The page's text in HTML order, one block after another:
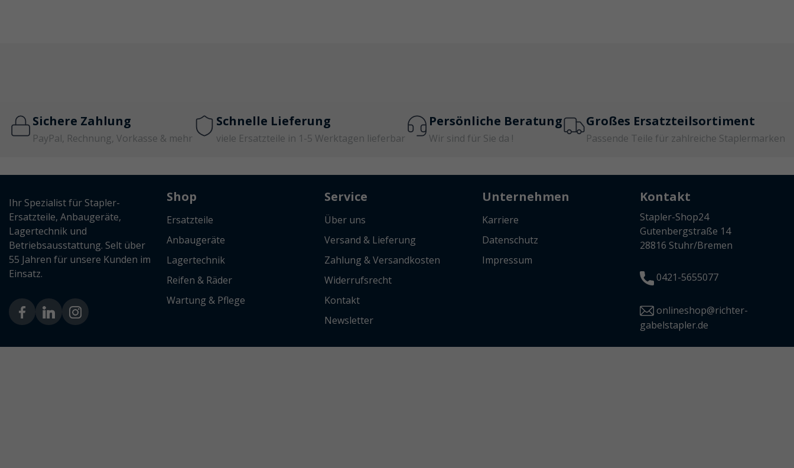
Sichere Zahlung
PayPal, Rechnung, Vorkasse & mehr
Schnelle Lieferung
viele Ersatzteile in 1-5 Werktagen lieferbar
Persönliche Beratung
Wir sind für Sie da !
Großes Ersatzteilsortiment
Passende Teile für zahlreiche Staplermarken
Ihr Spezialist für Stapler-
Ersatzteile, Anbaugeräte,
Lagertechnik und
Betriebsausstattung. Selt über
55 Jahren für unsere Kunden im
Einsatz.
Shop
Ersatzteile
Anbaugeräte
Lagertechnik
Reifen & Räder
Wartung & Pflege
Service
Über uns
Versand & Lieferung
Zahlung & Versandkosten
Widerrufsrecht
Kontakt
Newsletter
Unternehmen
Karriere
Datenschutz
Impressum
Kontakt
Stapler-Shop24
Gutenbergstraße 14
28816 Stuhr/Bremen
0421-5655077
onlineshop@richter-
gabelstapler.de